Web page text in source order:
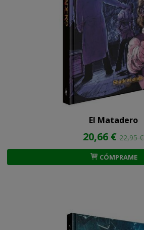
El Matadero
20,66 € 22,95 €
CÓMPRAME